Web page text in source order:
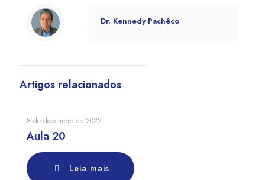
Dr. Kennedy Pachêco
Artigos relacionados
8 de dezembro de 2022
Aula 20
Leia mais